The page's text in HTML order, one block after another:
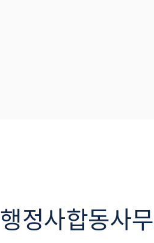
행정사합동사